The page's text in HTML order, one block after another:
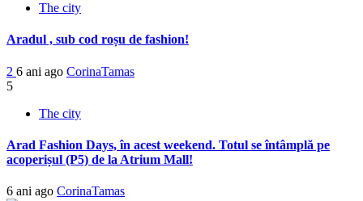
The city
Aradul , sub cod roșu de fashion!
2 6 ani ago CorinaTamas
5
The city
Arad Fashion Days, în acest weekend. Totul se întâmplă pe
acoperișul (P5) de la Atrium Mall!
6 ani ago CorinaTamas